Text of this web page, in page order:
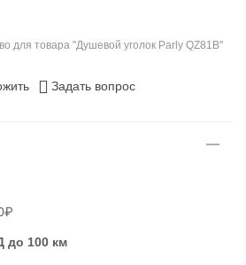
для товара "Душевой уголок Parly QZ81B"
Задать вопрос
до 100 км